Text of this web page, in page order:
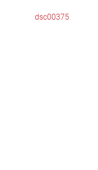
dsc00375